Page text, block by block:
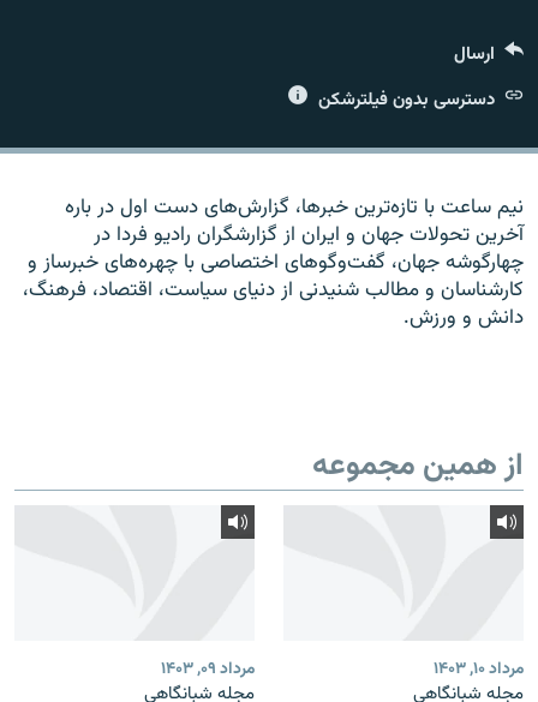
زبان‌های دیگر
ارسال
دسترسی بدون فیلترشکن
نیم ساعت با تازه‌ترین خبرها، گزارش‌های دست اول در باره
آخرین تحولات جهان و ایران از گزارشگران رادیو فردا در
چهارگوشه جهان، گفت‌وگوهای اختصاصی با چهره‌های خبرساز و
کارشناسان و مطالب شنیدنی از دنیای سیاست، اقتصاد، فرهنگ،
دانش و ورزش.
از همین مجموعه
مرداد ۱۰, ۱۴۰۳
مجله شبانگاهی
مرداد ۰۹, ۱۴۰۳
مجله شبانگاهی